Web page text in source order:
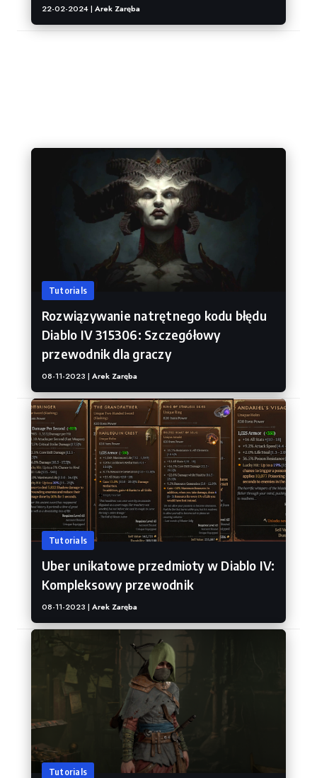
22-02-2024 | Arek Zaręba
Tutorials
Rozwiązywanie natrętnego kodu błędu
Diablo IV 315306: Szczegółowy
przewodnik dla graczy
08-11-2023 | Arek Zaręba
Tutorials
Uber unikatowe przedmioty w Diablo IV:
Kompleksowy przewodnik
08-11-2023 | Arek Zaręba
Tutorials